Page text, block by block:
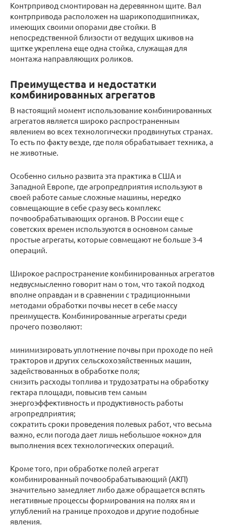
Контрпривод смонтирован на деревянном щите. Вал
контрпривода расположен на шарикоподшипниках,
имеющих своими опорами две стойки. В
непосредственной близости от ведущих шкивов на
щитке укреплена еще одна стойка, служащая для
монтажа направляющих роликов.
Преимущества и недостатки
комбинированных агрегатов
В настоящий момент использование комбинированных
агрегатов является широко распространенным
явлением во всех технологически продвинутых странах.
То есть по факту везде, где поля обрабатывает техника, а
не животные.
Особенно сильно развита эта практика в США и
Западной Европе, где агропредприятия используют в
своей работе самые сложные машины, нередко
совмещающие в себе сразу весь комплекс
почвообрабатывающих органов. В России еще с
советских времен используются в основном самые
простые агрегаты, которые совмещают не больше 3-4
операций.
Широкое распространение комбинированных агрегатов
недвусмысленно говорит нам о том, что такой подход
вполне оправдан и в сравнении с традиционными
методами обработки почвы несет в себе массу
преимуществ. Комбинированные агрегаты среди
прочего позволяют:
минимизировать уплотнение почвы при проходе по ней
тракторов и других сельскохозяйственных машин,
задействованных в обработке поля;
снизить расходы топлива и трудозатраты на обработку
гектара площади, повысив тем самым
энергоэффективность и продуктивность работы
агропредприятия;
сократить сроки проведения полевых работ, что весьма
важно, если погода дает лишь небольшое «окно» для
выполнения всех технологических операций.
Кроме того, при обработке полей агрегат
комбинированный почвообрабатывающий (АКП)
значительно замедляет либо даже обращается вспять
негативные процессы формирования на полях ям и
углублений на границе проходов и другие подобные
явления.